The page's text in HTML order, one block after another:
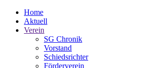
Home
Aktuell
Verein
SG Chronik
Vorstand
Schiedsrichter
Förderverein